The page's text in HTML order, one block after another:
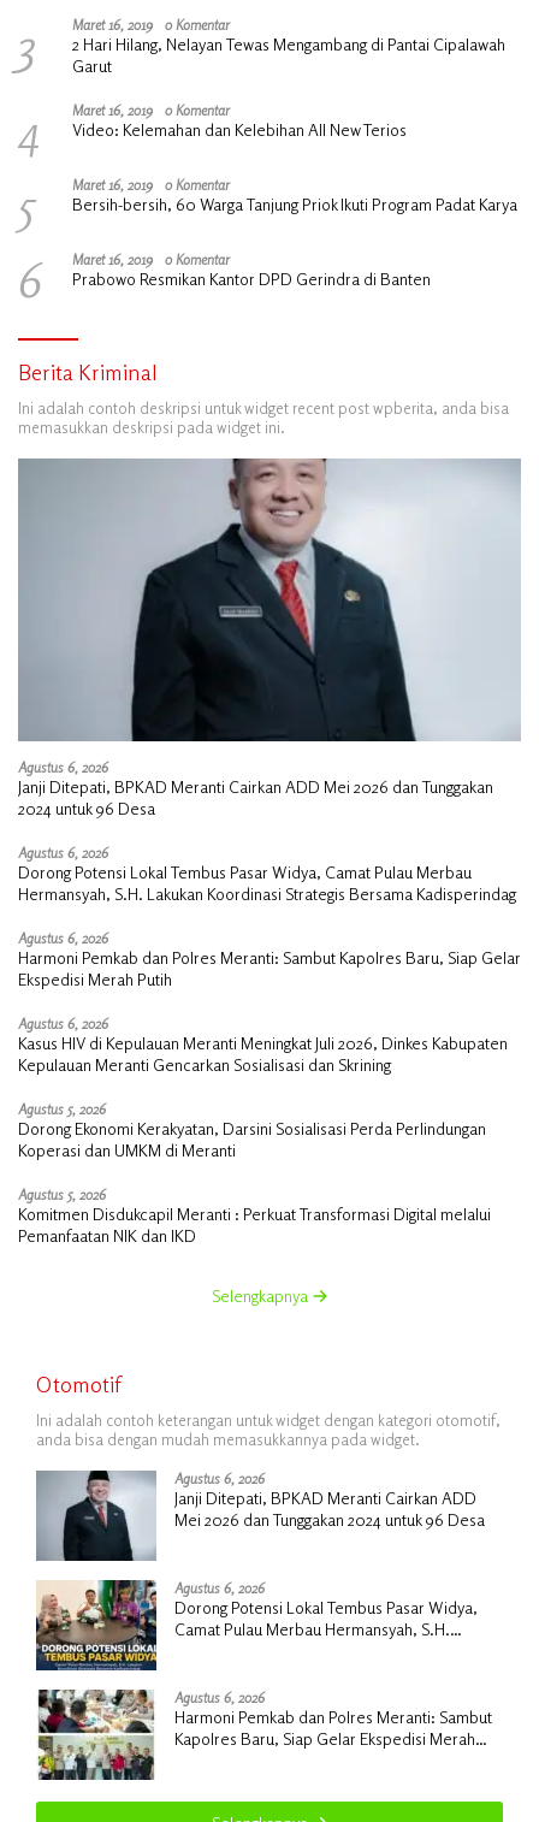
3 Maret 16, 2019 0 Komentar
2 Hari Hilang, Nelayan Tewas Mengambang di Pantai Cipalawah
Garut
4 Maret 16, 2019 0 Komentar
Video: Kelemahan dan Kelebihan All New Terios
5 Maret 16, 2019 0 Komentar
Bersih-bersih, 60 Warga Tanjung Priok Ikuti Program Padat Karya
6 Maret 16, 2019 0 Komentar
Prabowo Resmikan Kantor DPD Gerindra di Banten
Berita Kriminal
Ini adalah contoh deskripsi untuk widget recent post wpberita, anda bisa
memasukkan deskripsi pada widget ini.
Agustus 6, 2026
Janji Ditepati, BPKAD Meranti Cairkan ADD Mei 2026 dan Tunggakan
2024 untuk 96 Desa
Agustus 6, 2026
Dorong Potensi Lokal Tembus Pasar Widya, Camat Pulau Merbau
Hermansyah, S.H. Lakukan Koordinasi Strategis Bersama Kadisperindag
Agustus 6, 2026
Harmoni Pemkab dan Polres Meranti: Sambut Kapolres Baru, Siap Gelar
Ekspedisi Merah Putih
Agustus 6, 2026
Kasus HIV di Kepulauan Meranti Meningkat Juli 2026, Dinkes Kabupaten
Kepulauan Meranti Gencarkan Sosialisasi dan Skrining
Agustus 5, 2026
Dorong Ekonomi Kerakyatan, Darsini Sosialisasi Perda Perlindungan
Koperasi dan UMKM di Meranti
Agustus 5, 2026
Komitmen Disdukcapil Meranti : Perkuat Transformasi Digital melalui
Pemanfaatan NIK dan IKD
Selengkapnya
Otomotif
Ini adalah contoh keterangan untuk widget dengan kategori otomotif,
anda bisa dengan mudah memasukkannya pada widget.
Agustus 6, 2026
Janji Ditepati, BPKAD Meranti Cairkan ADD
Mei 2026 dan Tunggakan 2024 untuk 96 Desa
Agustus 6, 2026
Dorong Potensi Lokal Tembus Pasar Widya,
Camat Pulau Merbau Hermansyah, S.H.
Agustus 6, 2026
Harmoni Pemkab dan Polres Meranti: Sambut
Kapolres Baru, Siap Gelar Ekspedisi Merah